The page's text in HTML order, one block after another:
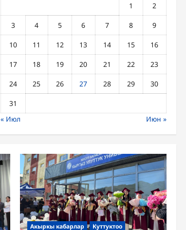
1 2
3 4 5 6 7 8 9
10 11 12 13 14 15 16
17 18 19 20 21 22 23
24 25 26 27 28 29 30
31
« Июл
Июн »
Акыркы кабарлар Куттуктоо